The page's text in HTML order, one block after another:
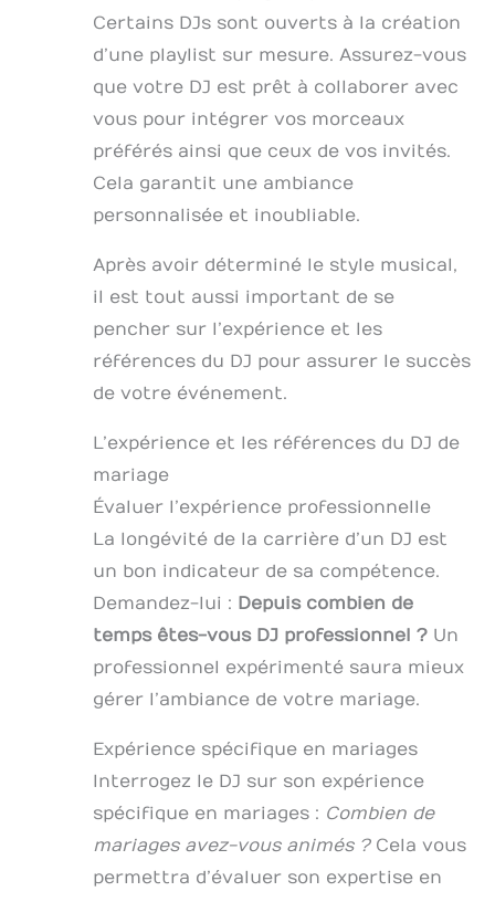
Certains DJs sont ouverts à la création
d’une playlist sur mesure. Assurez-vous
que votre DJ est prêt à collaborer avec
vous pour intégrer vos morceaux
préférés ainsi que ceux de vos invités.
Cela garantit une ambiance
personnalisée et inoubliable.
Après avoir déterminé le style musical,
il est tout aussi important de se
pencher sur l’expérience et les
références du DJ pour assurer le succès
de votre événement.
L’expérience et les références du DJ de
mariage
Évaluer l’expérience professionnelle
La longévité de la carrière d’un DJ est
un bon indicateur de sa compétence.
Demandez-lui : Depuis combien de
temps êtes-vous DJ professionnel ? Un
professionnel expérimenté saura mieux
gérer l’ambiance de votre mariage.
Expérience spécifique en mariages
Interrogez le DJ sur son expérience
spécifique en mariages : Combien de
mariages avez-vous animés ?Cela vous
permettra d’évaluer son expertise en